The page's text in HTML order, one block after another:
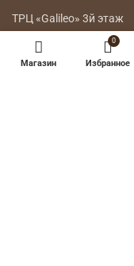
ТРЦ «Galileo» 3й этаж
ГЛАВНОЕ МЕНЮ
Магазин
0
Избранное